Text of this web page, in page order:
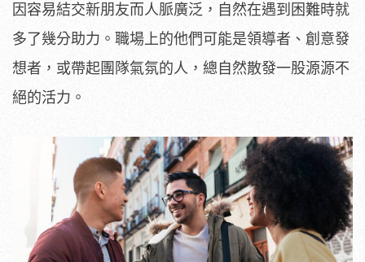
因容易結交新朋友而人脈廣泛，自然在遇到困難時就
多了幾分助力。職場上的他們可能是領導者、創意發
想者，或帶起團隊氣氛的人，總自然散發一股源源不
絕的活力。